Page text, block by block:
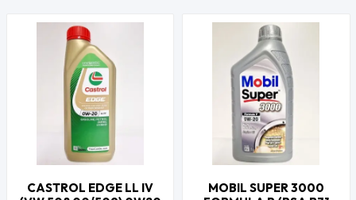
CASTROL EDGE LL IV
MOBIL SUPER 3000